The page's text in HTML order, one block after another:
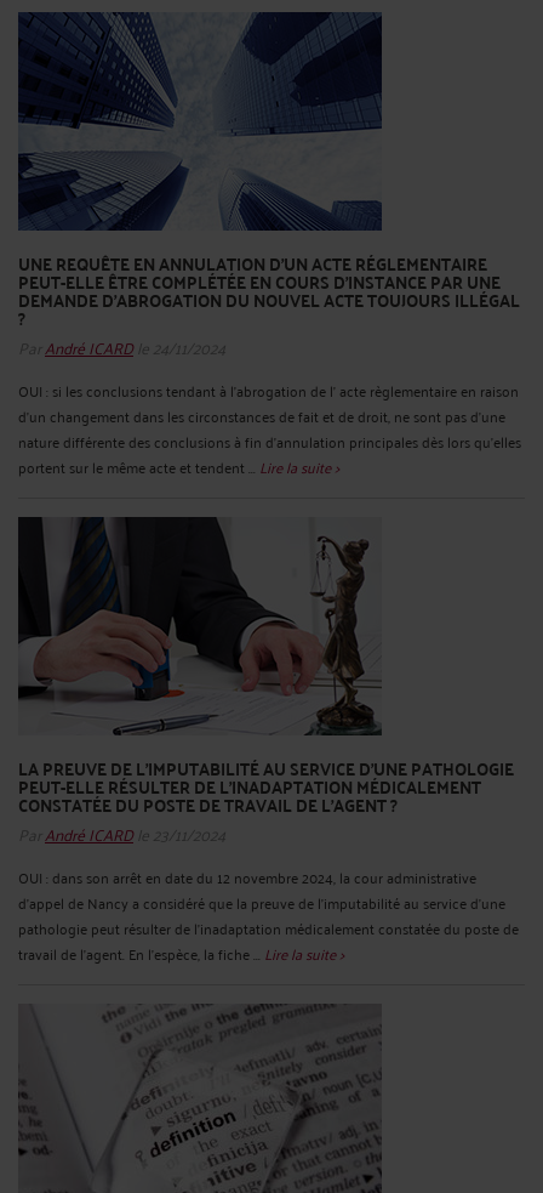
UNE REQUÊTE EN ANNULATION D'UN ACTE RÉGLEMENTAIRE
PEUT-ELLE ÊTRE COMPLÉTÉE EN COURS D’INSTANCE PAR UNE
DEMANDE D’ABROGATION DU NOUVEL ACTE TOUJOURS ILLÉGAL
?
ParAndré ICARDle 24/11/2024
OUI : si les conclusions tendant à l’abrogation de l' acte règlementaire en raison
d’un changement dans les circonstances de fait et de droit, ne sont pas d’une
nature différente des conclusions à fin d’annulation principales dès lors qu’elles
portent sur le même acte et tendent ... Lire la suite >
LA PREUVE DE L’IMPUTABILITÉ AU SERVICE D’UNE PATHOLOGIE
PEUT-ELLE RÉSULTER DE L’INADAPTATION MÉDICALEMENT
CONSTATÉE DU POSTE DE TRAVAIL DE L’AGENT ?
ParAndré ICARDle 23/11/2024
OUI : dans son arrêt en date du 12 novembre 2024, la cour administrative
d’appel de Nancy a considéré que la preuve de l’imputabilité au service d’une
pathologie peut résulter de l’inadaptation médicalement constatée du poste de
travail de l’agent. En l’espèce, la fiche ... Lire la suite >